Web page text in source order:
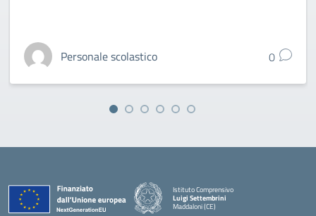
Personale scolastico 0
Istituto Comprensivo
Luigi Settembrini
Maddaloni (CE)